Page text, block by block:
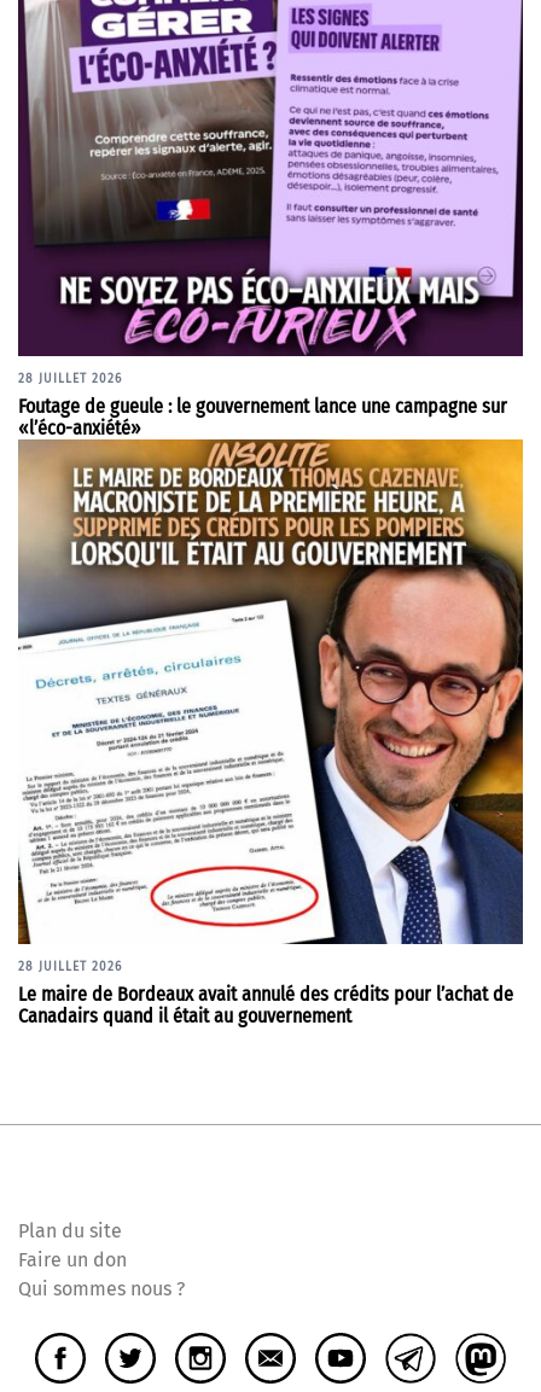
28 JUILLET 2026
Foutage de gueule : le gouvernement lance une campagne sur
«l’éco-anxiété»
28 JUILLET 2026
Le maire de Bordeaux avait annulé des crédits pour l’achat de
Canadairs quand il était au gouvernement
Plan du site
Faire un don
Qui sommes nous ?